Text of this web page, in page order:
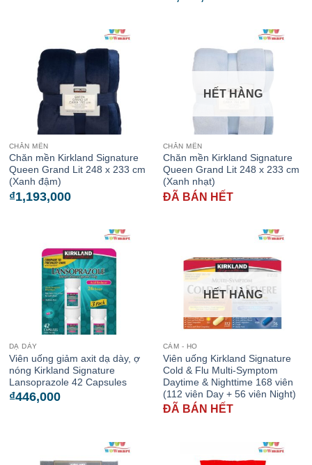
CHĂN MỀN
Chăn mền Kirkland Signature
Queen Grand Lit 248 x 233 cm
(Xanh đậm)
₫1,193,000
HẾT HÀNG
CHĂN MỀN
Chăn mền Kirkland Signature
Queen Grand Lit 248 x 233 cm
(Xanh nhạt)
ĐÃ BÁN HẾT
DẠ DÀY
Viên uống giảm axit dạ dày, ợ
nóng Kirkland Signature
Lansoprazole 42 Capsules
₫446,000
HẾT HÀNG
CẢM - HO
Viên uống Kirkland Signature
Cold & Flu Multi-Symptom
Daytime & Nighttime 168 viên
(112 viên Day + 56 viên Night)
ĐÃ BÁN HẾT